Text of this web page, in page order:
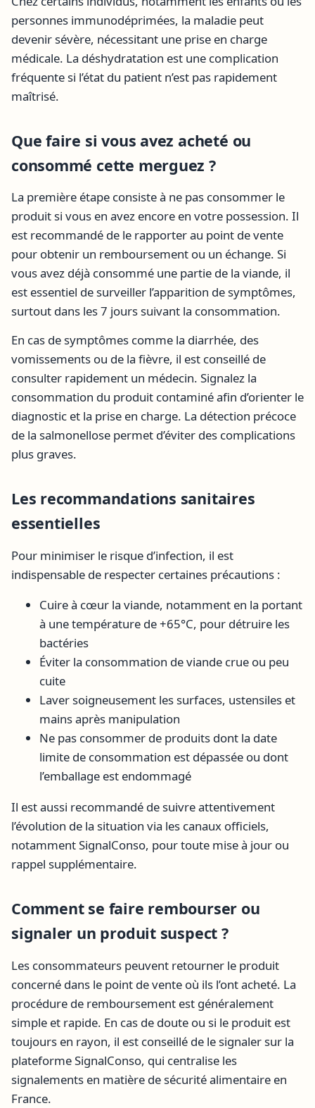
personnes immunodéprimées, la maladie peut
devenir sévère, nécessitant une prise en charge
médicale. La déshydratation est une complication
fréquente si l’état du patient n’est pas rapidement
maîtrisé.
Que faire si vous avez acheté ou
consommé cette merguez ?
La première étape consiste à ne pas consommer le
produit si vous en avez encore en votre possession. Il
est recommandé de le rapporter au point de vente
pour obtenir un remboursement ou un échange. Si
vous avez déjà consommé une partie de la viande, il
est essentiel de surveiller l’apparition de symptômes,
surtout dans les 7 jours suivant la consommation.
En cas de symptômes comme la diarrhée, des
vomissements ou de la fièvre, il est conseillé de
consulter rapidement un médecin. Signalez la
consommation du produit contaminé afin d’orienter le
diagnostic et la prise en charge. La détection précoce
de la salmonellose permet d’éviter des complications
plus graves.
Les recommandations sanitaires
essentielles
Pour minimiser le risque d’infection, il est
indispensable de respecter certaines précautions :
Cuire à cœur la viande, notamment en la portant
à une température de +65°C, pour détruire les
bactéries
Éviter la consommation de viande crue ou peu
cuite
Laver soigneusement les surfaces, ustensiles et
mains après manipulation
Ne pas consommer de produits dont la date
limite de consommation est dépassée ou dont
l’emballage est endommagé
Il est aussi recommandé de suivre attentivement
l’évolution de la situation via les canaux officiels,
notamment SignalConso, pour toute mise à jour ou
rappel supplémentaire.
Comment se faire rembourser ou
signaler un produit suspect ?
Les consommateurs peuvent retourner le produit
concerné dans le point de vente où ils l’ont acheté. La
procédure de remboursement est généralement
simple et rapide. En cas de doute ou si le produit est
toujours en rayon, il est conseillé de le signaler sur la
plateforme SignalConso, qui centralise les
signalements en matière de sécurité alimentaire en
France.